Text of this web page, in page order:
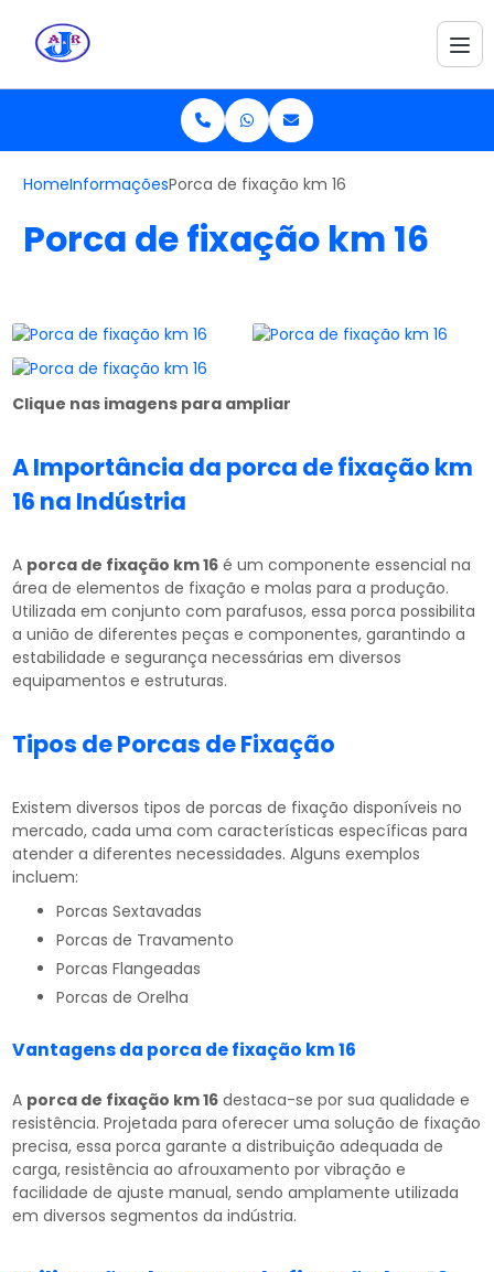
HomeInformaçõesPorca de fixação km 16
Porca de fixação km 16
Clique nas imagens para ampliar
A Importância da porca de fixação km
16 na Indústria
A porca de fixação km 16é um componente essencial na
área de elementos de fixação e molas para a produção.
Utilizada em conjunto com parafusos, essa porca possibilita
a união de diferentes peças e componentes, garantindo a
estabilidade e segurança necessárias em diversos
equipamentos e estruturas.
Tipos de Porcas de Fixação
Existem diversos tipos de porcas de fixação disponíveis no
mercado, cada uma com características específicas para
atender a diferentes necessidades. Alguns exemplos
incluem:
Porcas Sextavadas
Porcas de Travamento
Porcas Flangeadas
Porcas de Orelha
Vantagens da porca de fixação km 16
A porca de fixação km 16destaca-se por sua qualidade e
resistência. Projetada para oferecer uma solução de fixação
precisa, essa porca garante a distribuição adequada de
carga, resistência ao afrouxamento por vibração e
facilidade de ajuste manual, sendo amplamente utilizada
em diversos segmentos da indústria.